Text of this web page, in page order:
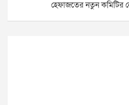
হেফাজতের নতুন কমিটির